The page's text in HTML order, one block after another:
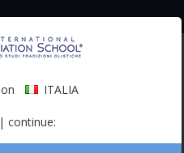
iscriviti alla mailing list
ITALIA
continue: